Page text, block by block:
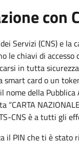
con
Servizi (CNS) e la
le chiavi di
in tutta
smart card o un
nome della
NAZIONALE
CNS è a tutti gli
il PIN che ti è stato